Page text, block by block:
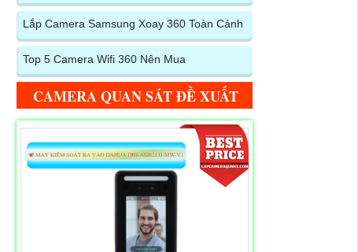
Lắp Camera Samsung Xoay 360 Toàn Cảnh
Top 5 Camera Wifi 360 Nên Mua
CAMERA QUAN SÁT ĐỀ XUẤT